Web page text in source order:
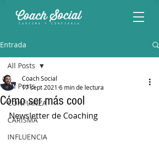
Entrada
All Posts
CONFIANZA
CARISMA
INFLUENCIA
All Posts
Cómo ser más cool
Coach Social
17 sept 2021 6 min de lectura
Newsletter de Coaching